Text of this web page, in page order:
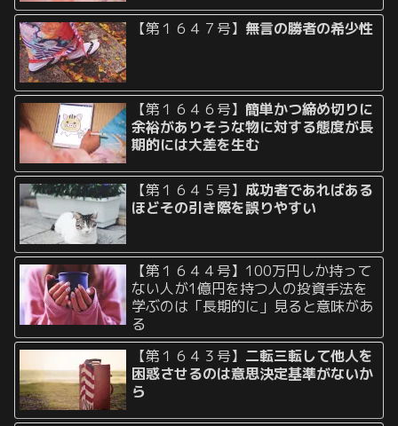
【第１６４７号】 無言の勝者の希少性
【第１６４６号】簡単かつ締め切りに
余裕がありそうな物に対する態度が長
期的には大差を生む
【第１６４５号】成功者であればある
ほどその引き際を誤りやすい
【第１６４４号】100万円しか持って
ない人が1億円を持つ人の投資手法を
学ぶのは「長期的に」見ると意味があ
る
【第１６４３号】 二転三転して他人を
困惑させるのは意思決定基準がないか
ら